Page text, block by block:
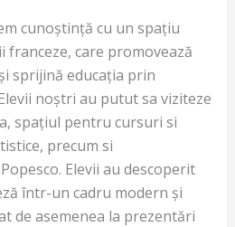
cunoștință cu un spațiu
franceze, care promovează
sprijină educația prin
noștri au putut sa viziteze
spațiul pentru cursuri si
precum si
Elevii au descoperit
într-un cadru modern și
de asemenea la prezentări